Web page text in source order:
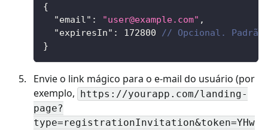
{
"email" : "user@example.com" ,
"expiresIn" : 172800
// Opcional. Padrão
}
Envie o link mágico para o e-mail do usuário (por
exemplo, https://yourapp.com/landing-
page?
type=registrationInvitation&token=YHw